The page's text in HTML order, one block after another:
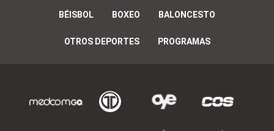
BÉISBOL BOXEO BALONCESTO
OTROS DEPORTES PROGRAMAS